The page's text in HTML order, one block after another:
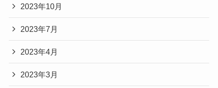
2023年10月
2023年7月
2023年4月
2023年3月